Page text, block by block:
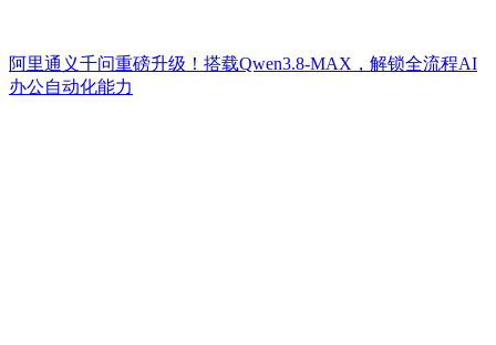
阿里通义千问重磅升级！搭载Qwen3.8-MAX，解锁全流程AI
办公自动化能力